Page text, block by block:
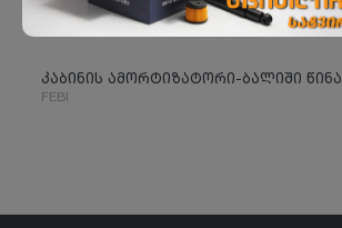
კაბინის ამორტიზატორი-ბალიში წინა
FEBI